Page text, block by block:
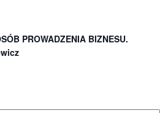
PROWADZENIA BIZNESU.